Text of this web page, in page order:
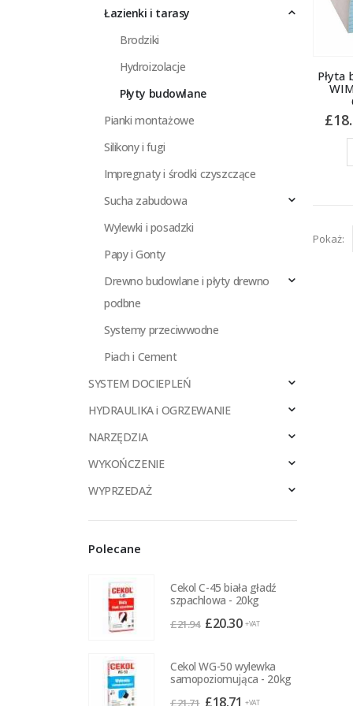
Płyta
£
Pokaż:
Łazienki i tarasy
Brodziki
Hydroizolacje
Płyty budowlane
Pianki montażowe
Silikony i fugi
Impregnaty i środki czyszczące
Sucha zabudowa
Wylewki i posadzki
Papy i Gonty
Drewno budowlane i płyty drewno
podbne
Systemy przeciwwodne
Piach i Cement
SYSTEM DOCIEPLEŃ
HYDRAULIKA i OGRZEWANIE
NARZĘDZIA
WYKOŃCZENIE
WYPRZEDAŻ
Polecane
Cekol C-45 biała gładź
szpachlowa - 20kg
£21.94 Pierwotna
wynosiła:
£21.94.
£20.30Aktualna
wynosi:
£20.30.
+VAT
Cekol WG-50 wylewka
samopoziomująca - 20kg
£21.71 Pierwotna
£18.71 Aktualna
+VAT